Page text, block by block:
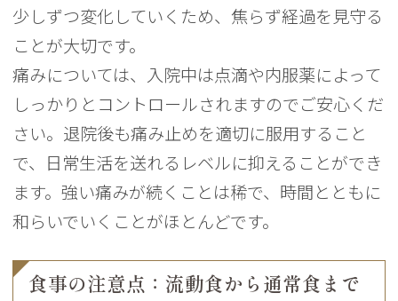
少しずつ変化していくため、焦らず経過を見守る
ことが大切です。
痛みについては、入院中は点滴や内服薬によって
しっかりとコントロールされますのでご安心くだ
さい。退院後も痛み止めを適切に服用すること
で、日常生活を送れるレベルに抑えることができ
ます。強い痛みが続くことは稀で、時間とともに
和らいでいくことがほとんどです。
食事の注意点：流動食から通常食まで